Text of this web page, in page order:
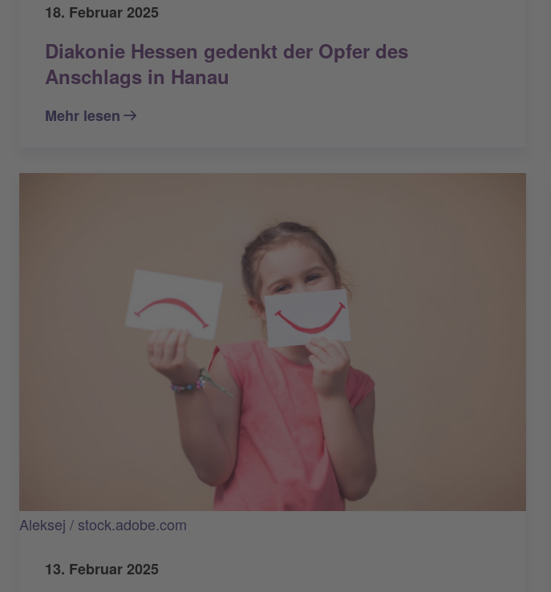
18. Februar 2025
Diakonie Hessen gedenkt der Opfer des
Anschlags in Hanau
Mehr lesen
Aleksej / stock.adobe.com
13. Februar 2025